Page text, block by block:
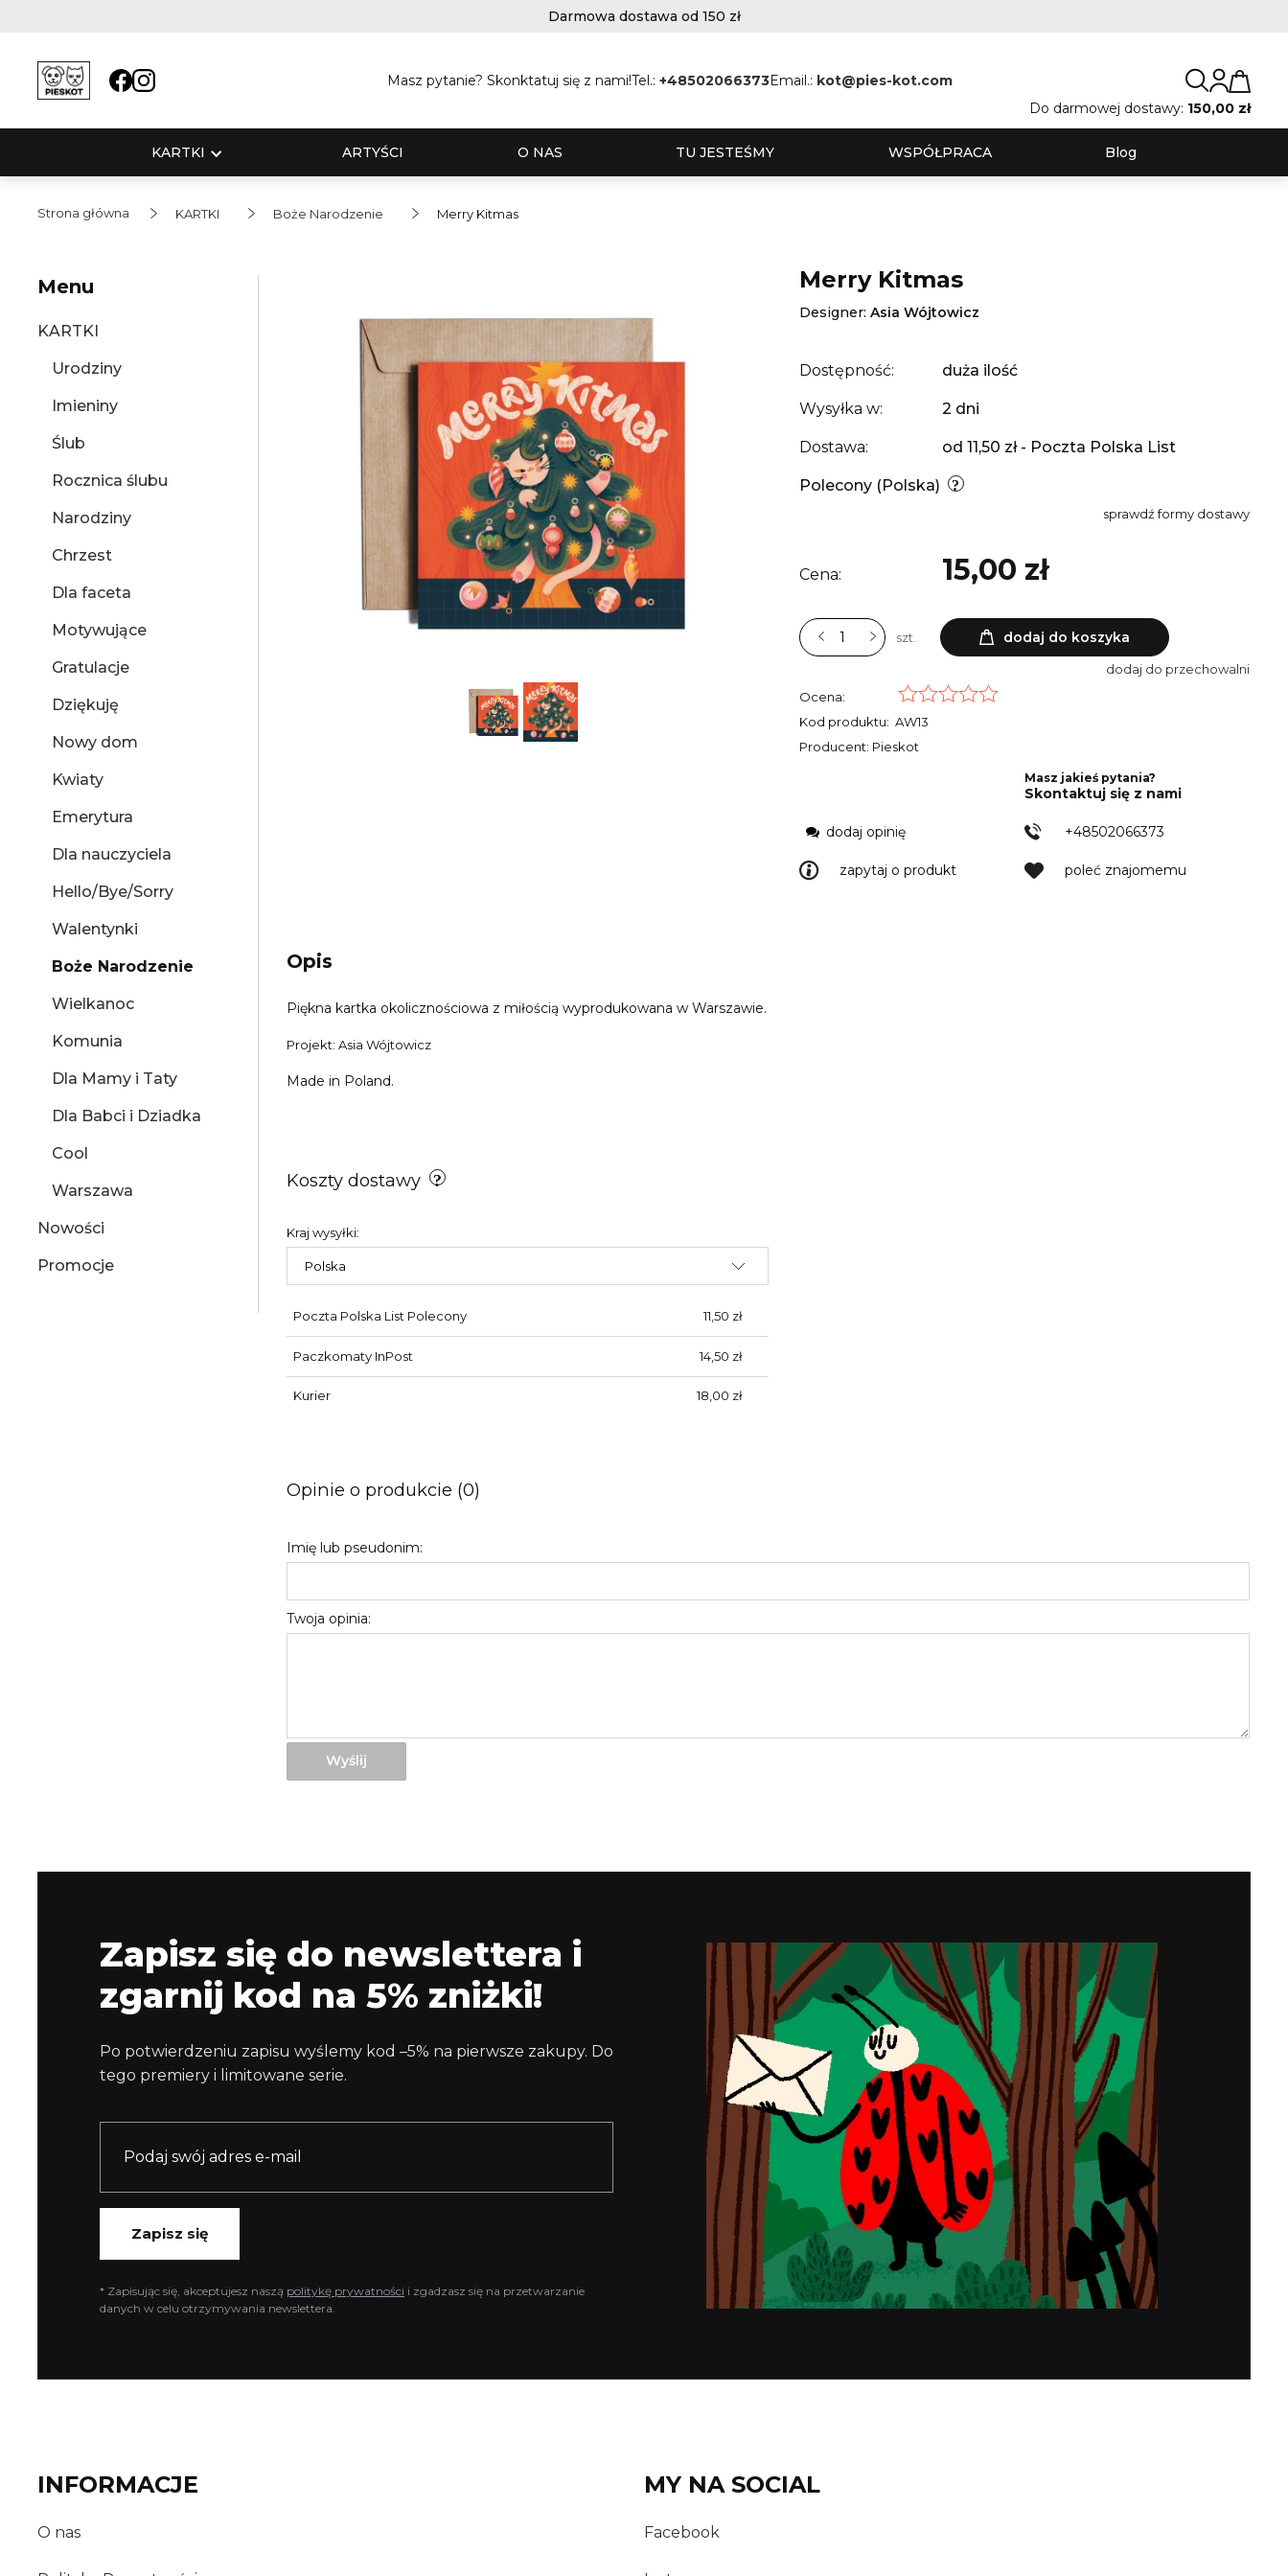
Darmowa dostawa od 150 zł
Masz pytanie? Skonktatuj się z nami!Tel.:+48502066373Email.: kot@pies-kot.com
Do darmowej dostawy: 150,00 zł
KARTKI ARTYŚCI O NAS TU JESTEŚMY WSPÓŁPRACA Blog
Strona główna KARTKI Boże Narodzenie Merry Kitmas
Menu
KARTKI
Urodziny
Imieniny
Ślub
Rocznica ślubu
Narodziny
Chrzest
Dla faceta
Motywujące
Gratulacje
Dziękuję
Nowy dom
Kwiaty
Emerytura
Dla nauczyciela
Hello/Bye/Sorry
Walentynki
Boże Narodzenie
Wielkanoc
Komunia
Dla Mamy i Taty
Dla Babci i Dziadka
Cool
Warszawa
Nowości
Promocje
Merry Kitmas
Designer: Asia Wójtowicz
Dostępność: duża ilość
Wysyłka w: 2 dni
Dostawa: od 11,50 zł - Poczta Polska List
Polecony (Polska)
sprawdź formy dostawy
Cena: 15,00 zł
szt. dodaj do koszyka
dodaj do przechowalni
Ocena:
Kod produktu: AW13
Producent: Pieskot
zapytaj o produkt poleć znajomemu
Masz jakieś pytania?
Skontaktuj się z nami
+48502066373
dodaj opinię
Opis
Piękna kartka okolicznościowa z miłością wyprodukowana w Warszawie.
Projekt: Asia Wójtowicz
Made in Poland.
Koszty dostawy
Kraj wysyłki:
Poczta Polska List Polecony 11,50 zł
Paczkomaty InPost 14,50 zł
Kurier 18,00 zł
Opinie o produkcie (0)
Imię lub pseudonim:
Twoja opinia:
Wyślij
Zapisz się do newslettera i
zgarnij kod na 5% zniżki!
Po potwierdzeniu zapisu wyślemy kod –5% na pierwsze zakupy. Do
tego premiery i limitowane serie.
Zapisz się
* Zapisując się, akceptujesz naszą politykę prywatności i zgadzasz się na przetwarzanie
danych w celu otrzymywania newslettera.
INFORMACJE
O nas
MY NA SOCIAL
Facebook